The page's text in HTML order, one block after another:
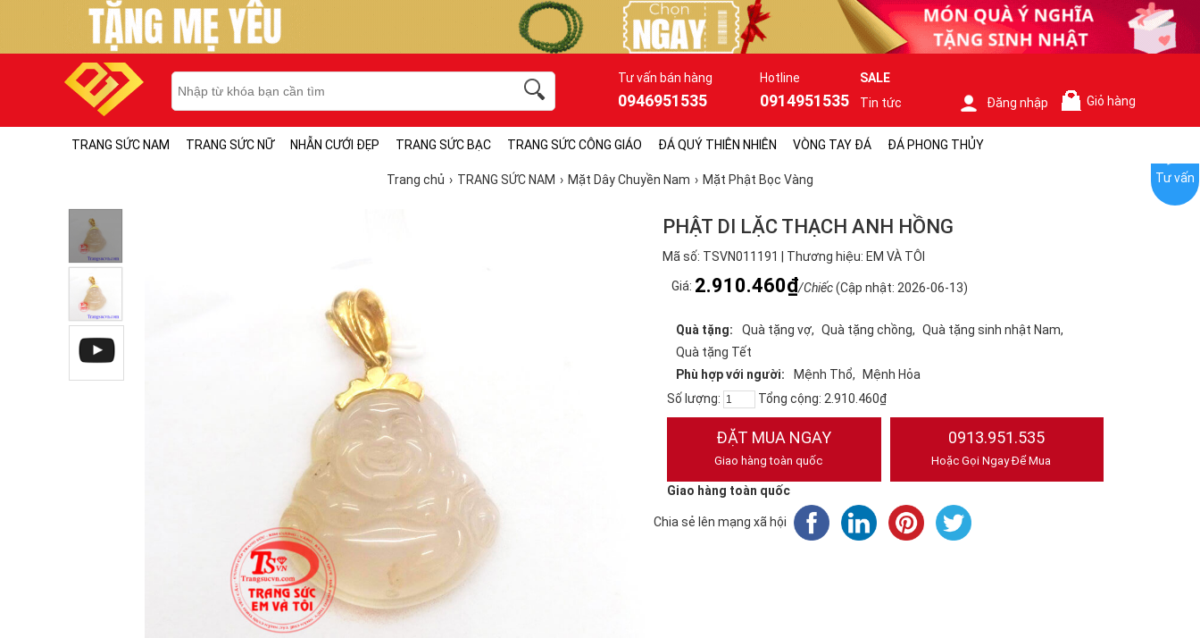
Tư vấn bán hàng
0946951535
Hotline
0914951535
SALE
Tin tức
Đăng nhập Giỏ hàng
TRANG SỨC NAM TRANG SỨC NỮ NHẪN CƯỚI ĐẸP TRANG SỨC BẠC TRANG SỨC CÔNG GIÁO ĐÁ QUÝ THIÊN NHIÊN VÒNG TAY ĐÁ ĐÁ PHONG THỦY
Trang chủ TRANG SỨC NAM Mặt Dây Chuyền Nam Mặt Phật Bọc Vàng
PHẬT DI LẶC THẠCH ANH HỒNG
Mã số: TSVN011191 | Thương hiệu: EM VÀ TÔI
Giá: 2.910.460₫/Chiếc(Cập nhật: 2026-06-13)
Quà tặng: Quà tặng vợ Quà tặng chồng
Quà tặng sinh nhật Nam
Quà tặng Tết
Phù hợp với người:
Mệnh Thổ
Mệnh Hỏa
Số lượng:
Tổng cộng: 2.910.460₫
ĐẶT MUA NGAY
Giao hàng toàn quốc
0913.951.535
Hoặc Gọi Ngay Để Mua
Giao hàng toàn quốc
Chia sẻ lên mạng xã hội
Tư vấn